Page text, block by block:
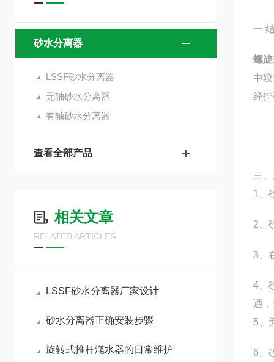
砂水分离器
LSSF砂水分离器
无轴砂水分离器
有轴砂水分离器
查看全部产品
相关文章
RELATED ARTICLES
LSSF砂水分离器厂家设计
砂水分离器正确安装步骤
旋转式推杆滗水器的日常维护
一
螺
中
经
三、
1、
2、
3、
4、
通
5、
6、